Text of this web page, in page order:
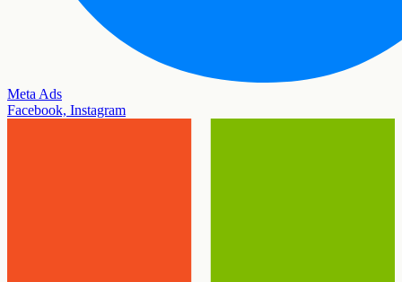
Meta Ads
Facebook, Instagram